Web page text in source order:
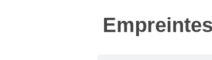
Empreintes